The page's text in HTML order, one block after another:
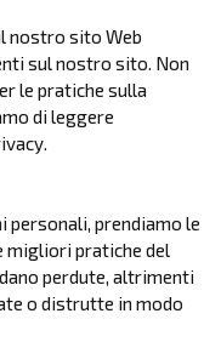
nostro sito Web
sul nostro sito. Non
le pratiche sulla
di leggere
prendiamo le
migliori pratiche del
perdute, altrimenti
o distrutte in modo